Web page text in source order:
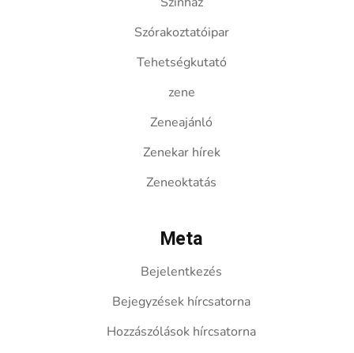
Szórakoztatóipar
Tehetségkutató
zene
Zeneajánló
Zenekar hírek
Zeneoktatás
Meta
Bejelentkezés
Bejegyzések hírcsatorna
Hozzászólások hírcsatorna